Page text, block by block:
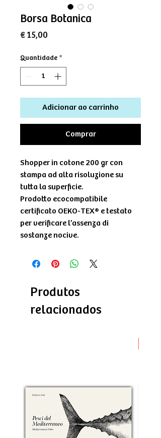
Borsa Botanica
€ 15,00
Quantidade *
Adicionar ao carrinho
Comprar
Shopper in cotone 200 gr con
stampa ad alta risoluzione su
tutta la superficie.
Prodotto ecocompatibile
certificato OEKO-TEX® e testato
per verificare l’assenza di
sostanze nocive.
Produtos
relacionados